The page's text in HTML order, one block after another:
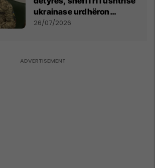
ukrainase urdhëron
kontroll të madh
26/07/2026